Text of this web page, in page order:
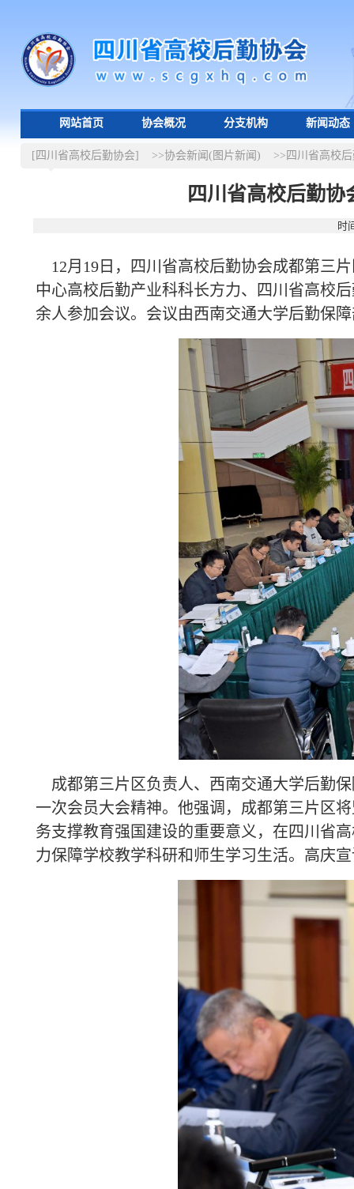
网站首页 协会概况 分支机构 新闻动态
[四川省高校后勤协会] >>协会新闻(图片新闻) >>四川省高校
四川省高校后勤
时
12月19日，四川省高校后勤协会成都第三
中心高校后勤产业科科长方力、四川省高校
余人参加会议。会议由西南交通大学后勤保
成都第三片区负责人、西南交通大学后勤
一次会员大会精神。他强调，成都第三片区
务支撑教育强国建设的重要意义，在四川省
力保障学校教学科研和师生学习生活。高庆